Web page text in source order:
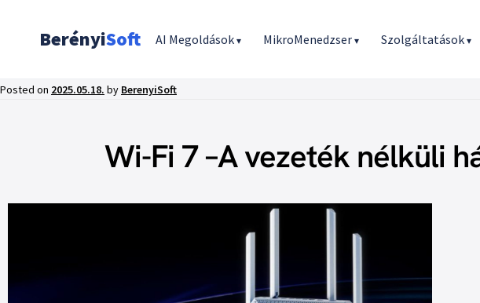
BerényiSoft AI Megoldások▾ MikroMenedzser▾ Szolgáltatások▾
Posted on 2025.05.18. by BerenyiSoft
Wi-Fi 7 –A vezeték nélküli